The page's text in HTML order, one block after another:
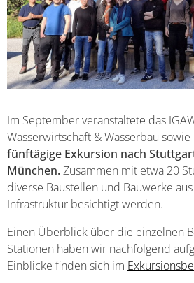
Im September veranstaltete das
Wasserwirtschaft & Wasserbau
fünftägige Exkursion nach
München. Zusammen mit etwa 20
diverse Baustellen und Bauwerke
Infrastruktur besichtigt werden.
Einen Überblick über die einzelnen
Stationen haben wir nachfolgend
Einblicke finden sich im